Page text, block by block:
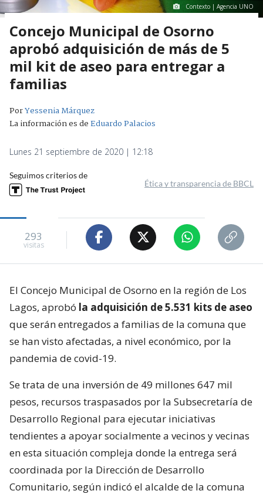
Contexto | Agencia UNO
Concejo Municipal de Osorno
aprobó adquisición de más de 5
mil kit de aseo para entregar a
familias
PorYessenia Márquez
La información es deEduardo Palacios
Lunes 21 septiembre de 2020 | 12:18
Seguimos criterios de
Ética y transparencia de BBCL
293
visitas
El Concejo Municipal de Osorno en la región de Los
Lagos, aprobó la adquisición de 5.531 kits de aseo
que serán entregados a familias de la comuna que
se han visto afectadas, a nivel económico, por la
pandemia de covid-19.
Se trata de una inversión de 49 millones 647 mil
pesos, recursos traspasados por la Subsecretaría de
Desarrollo Regional para ejecutar iniciativas
tendientes a apoyar socialmente a vecinos y vecinas
en esta situación compleja donde la entrega será
coordinada por la Dirección de Desarrollo
Comunitario, según indicó el alcalde de la comuna